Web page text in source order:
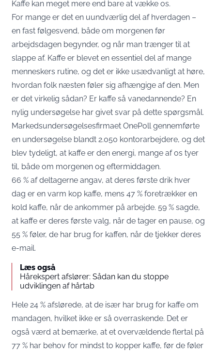
Kaffe kan meget mere end bare at vække os.
For mange er det en uundværlig del af hverdagen –
en fast følgesvend, både om morgenen før
arbejdsdagen begynder, og når man trænger til at
slappe af. Kaffe er blevet en essentiel del af mange
menneskers rutine, og det er ikke usædvanligt at høre,
hvordan folk næsten føler sig afhængige af den. Men
er det virkelig sådan? Er kaffe så vanedannende? En
nylig undersøgelse har givet svar på dette spørgsmål.
Markedsundersøgelsesfirmaet OnePoll gennemførte
en undersøgelse blandt 2.050 kontorarbejdere, og det
blev tydeligt, at kaffe er den energi, mange af os tyer
til, både om morgenen og eftermiddagen.
66 % af deltagerne angav, at deres første drik hver
dag er en varm kop kaffe, mens 47 % foretrækker en
kold kaffe, når de ankommer på arbejde. 59 % sagde,
at kaffe er deres første valg, når de tager en pause, og
55 % føler, de har brug for kaffen, når de tjekker deres
e-mail.
Læs også
Hårekspert afslører: Sådan kan du stoppe
udviklingen af hårtab
Hele 24 % afslørede, at de især har brug for kaffe om
mandagen, hvilket ikke er så overraskende. Det er
også værd at bemærke, at et overvældende flertal på
77 % har behov for mindst to kopper kaffe, før de føler